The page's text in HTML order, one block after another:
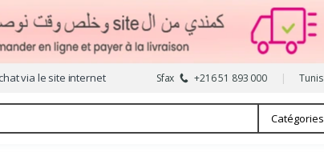
via le site internet Sfax +216 51 893 000 Tunis
Catégories